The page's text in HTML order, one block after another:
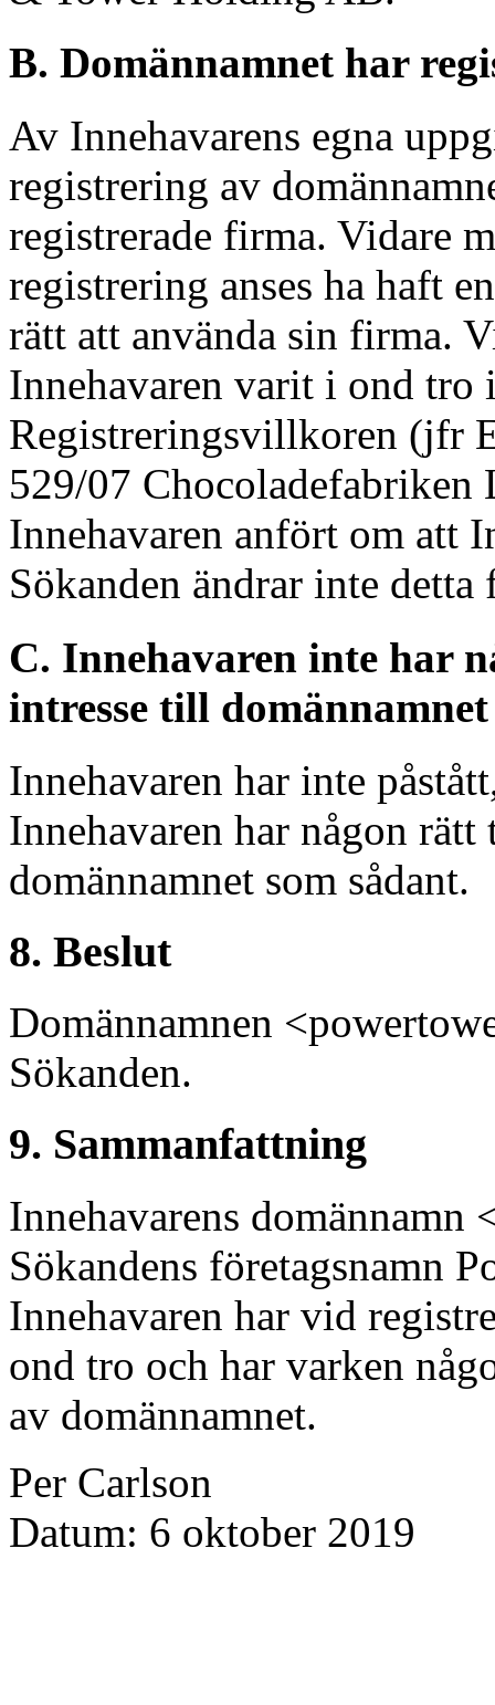
B. Domännamnet har
Av Innehavarens egna
registrering av
registrerade firma. Vidare
registrering anses ha haft
rätt att använda sin firma.
Innehavaren varit i ond tro
Registreringsvillkoren (jfr
529/07
Innehavaren anfört om att
Sökanden ändrar inte detta
C. Innehavaren inte har
intresse till domännamnet
Innehavaren har inte
Innehavaren har någon
domännamnet som sådant.
8. Beslut
Domännamnen
Sökanden.
9. Sammanfattning
Innehavarens domännamn
Sökandens företagsnamn
Innehavaren har vid
ond tro och har varken
av domännamnet.
Per Carlson
Datum: 6 oktober 2019